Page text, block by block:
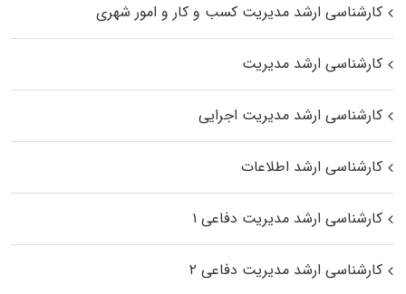
کارشناسی ارشد مدیریت کسب و کار و امور شهری
کارشناسی ارشد مدیریت
کارشناسی ارشد مدیریت اجرایی
کارشناسی ارشد اطلاعات
کارشناسی ارشد مدیریت دفاعی ۱
کارشناسی ارشد مدیریت دفاعی ۲